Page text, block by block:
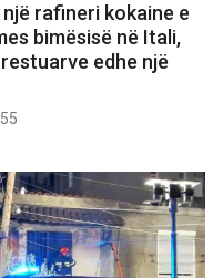
rafineri kokaine e
bimësisë në Itali,
edhe një